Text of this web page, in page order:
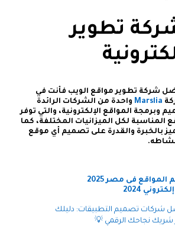
تطوير
شركة تطوير مواقع الويب فأنت في
Marslia واحدة من الشركات الرائدة
المواقع الإلكترونية، والتي توفر
المناسبة لكل الميزانيات المختلفة، كما
بالخبرة والقدرة على تصميم أي موقع
نشاطه.
فى مصر 2025
2024
شركات تصميم التطبيقات: دليلك
شريك نجاحك الرقمي 💡